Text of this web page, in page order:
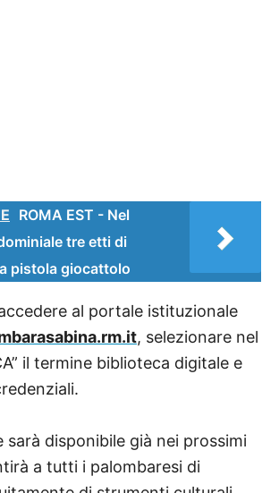
ROMA EST - Nel
tre etti di
pistola giocattolo
al portale istituzionale
, selezionare nel
il termine biblioteca digitale e
sarà disponibile già nei prossimi
a tutti i palombaresi di